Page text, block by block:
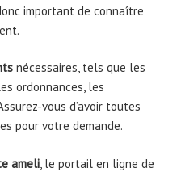
important de connaître
nécessaires, tels que les
ordonnances, les
vous d’avoir toutes
pour votre demande.
ameli, le portail en ligne de